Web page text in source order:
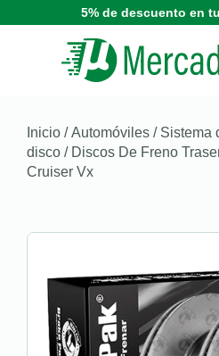
5% de descuento en
Inicio /Automóviles / Sistema
disco / Discos De Freno
Cruiser Vx